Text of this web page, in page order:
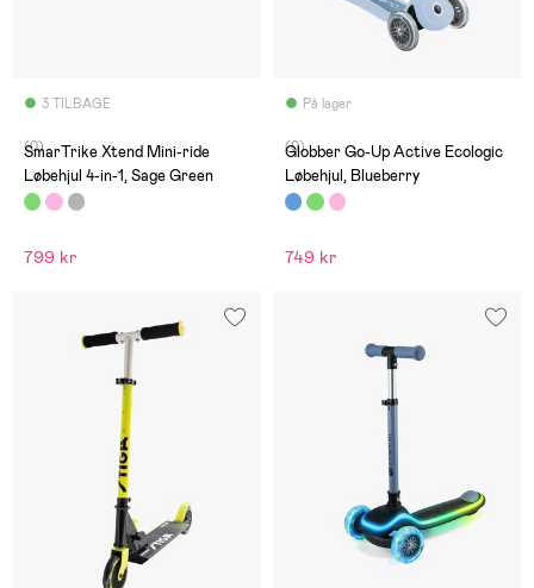
3 TILBAGE
(0)
SmarTrike Xtend Mini-ride
Løbehjul 4-in-1, Sage Green
799 kr
På lager
(0)
Globber Go-Up Active Ecologic
Løbehjul, Blueberry
749 kr